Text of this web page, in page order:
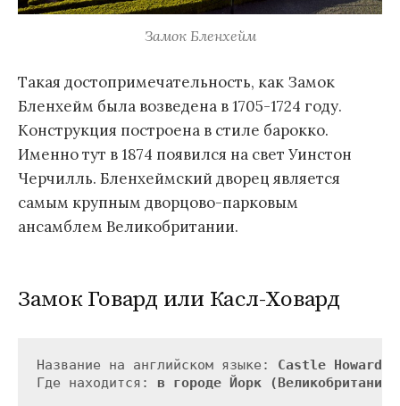
Замок Бленхейм
Такая достопримечательность, как Замок
Бленхейм была возведена в 1705-1724 году.
Конструкция построена в стиле барокко.
Именно тут в 1874 появился на свет Уинстон
Черчилль. Бленхеймский дворец является
самым крупным дворцово-парковым
ансамблем Великобритании.
Замок Говард или Касл-Ховард
Название на английском языке: Castle Howard
Где находится: в городе Йорк (Великобритания)